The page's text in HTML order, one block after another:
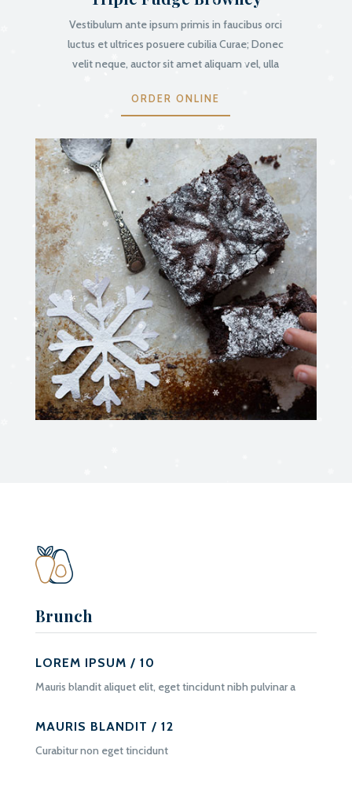
Vestibulum ante ipsum primis in faucibus orci
luctus et ultrices posuere cubilia Curae; Donec
velit neque, auctor sit amet aliquam vel, ulla
ORDER ONLINE
Brunch
LOREM IPSUM / 10
Mauris blandit aliquet elit, eget tincidunt nibh pulvinar a
MAURIS BLANDIT / 12
Curabitur non eget tincidunt